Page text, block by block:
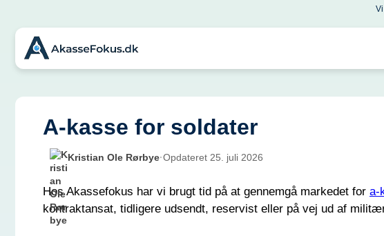
indhold
A-kasse for soldater
Kristian Ole Rørbye·Opdateret 25. juli 2026
Hos Akassefokus har vi brugt tid på at gennemgå markedet for a-
kontraktansat, tidligere udsendt, reservist eller på vej ud af